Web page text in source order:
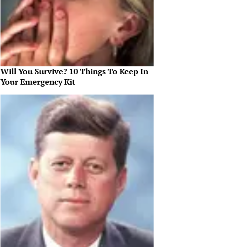
Will You Survive? 10 Things To Keep In
Your Emergency Kit